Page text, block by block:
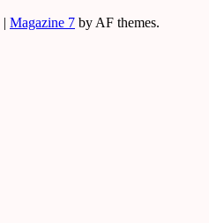
| Magazine 7 by AF themes.